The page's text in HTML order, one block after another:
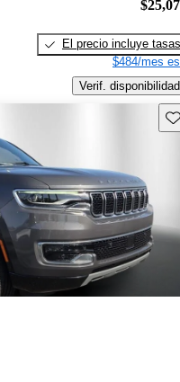
El precio incluye tasas
$484/mes
Verif. disponibilidad